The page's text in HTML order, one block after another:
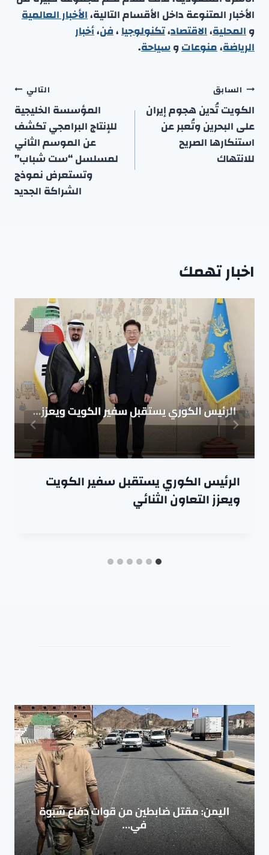
الأخبار المتنوعة داخل الأقسام التالية،الأخبار العالمية
والمحلية،الاقتصاد،تكنولوجيا،فن،أخبار
الرياضة،منوعاتوسياحة.
تصفّح
المقالات
السابق
الكويت تُدين هجوم إيران
على البحرين وتُعبر عن
استنكارها الصريح
للانتهاك
التالي
المؤسسة الخليجية
للإنتاج البرامجي تكشف
عن الموسم الثاني
لمسلسل “ست شباب”
وتستعرض نموذج
الشراكة الجديد
اخبار تهمك
الرئيس الكوري يستقبل سفير الكويت
ويعزز التعاون الثنائي